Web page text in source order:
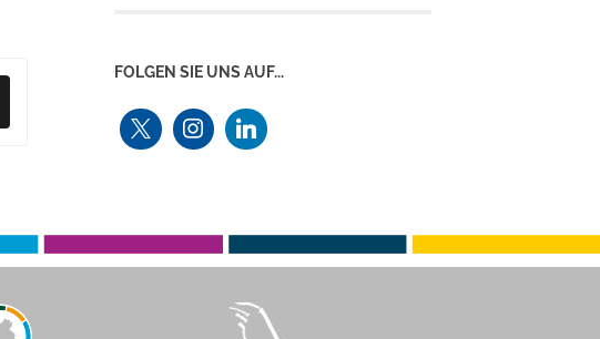
FOLGEN SIE UNS AUF...